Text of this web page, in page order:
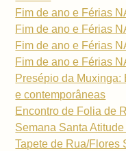
Fim de ano e Férias
Fim de ano e Férias
Fim de ano e Férias
Fim de ano e Férias
Presépio da Muxinga:
e contemporâneas
Encontro de Folia de
Semana Santa Atitude
Tapete de Rua/Flores